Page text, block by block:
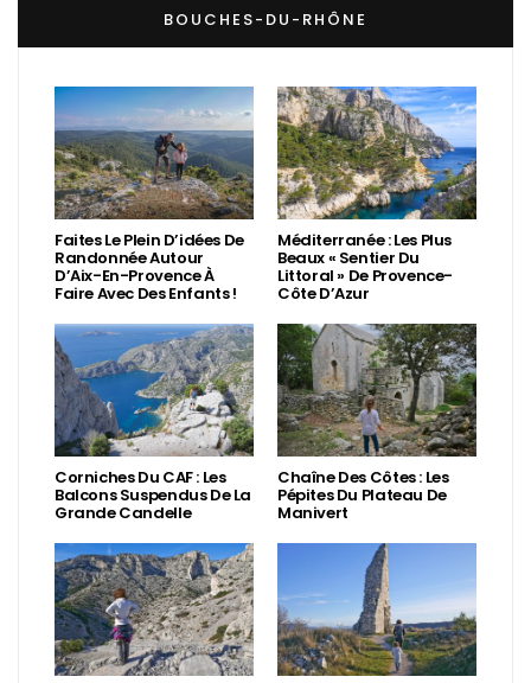
BOUCHES-DU-RHÔNE
Faites Le Plein D’idées De
Randonnée Autour
D’Aix-En-Provence À
Faire Avec Des Enfants !
Méditerranée : Les Plus
Beaux « Sentier Du
Littoral » De Provence-
Côte D’Azur
Corniches Du CAF : Les
Balcons Suspendus De La
Grande Candelle
Chaîne Des Côtes : Les
Pépites Du Plateau De
Manivert